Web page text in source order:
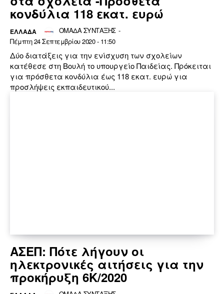
κονδύλια 118 εκατ. ευρώ
ΕΛΛΆΔΑ ΟΜΑΔΑ ΣΥΝΤΑΞΗΣ -
Πέμπτη 24 Σεπτεμβρίου 2020 - 11:50
Δύο διατάξεις για την ενίσχυση των σχολείων
κατέθεσε στη Βουλή το υπουργείο Παιδείας. Πρόκειται
για πρόσθετα κονδύλια έως 118 εκατ. ευρώ για
προσλήψεις εκπαιδευτικού...
ΑΣΕΠ: Πότε λήγουν οι
ηλεκτρονικές αιτήσεις για την
προκήρυξη 6Κ/2020